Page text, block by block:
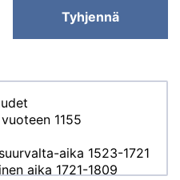
Tyhjennä